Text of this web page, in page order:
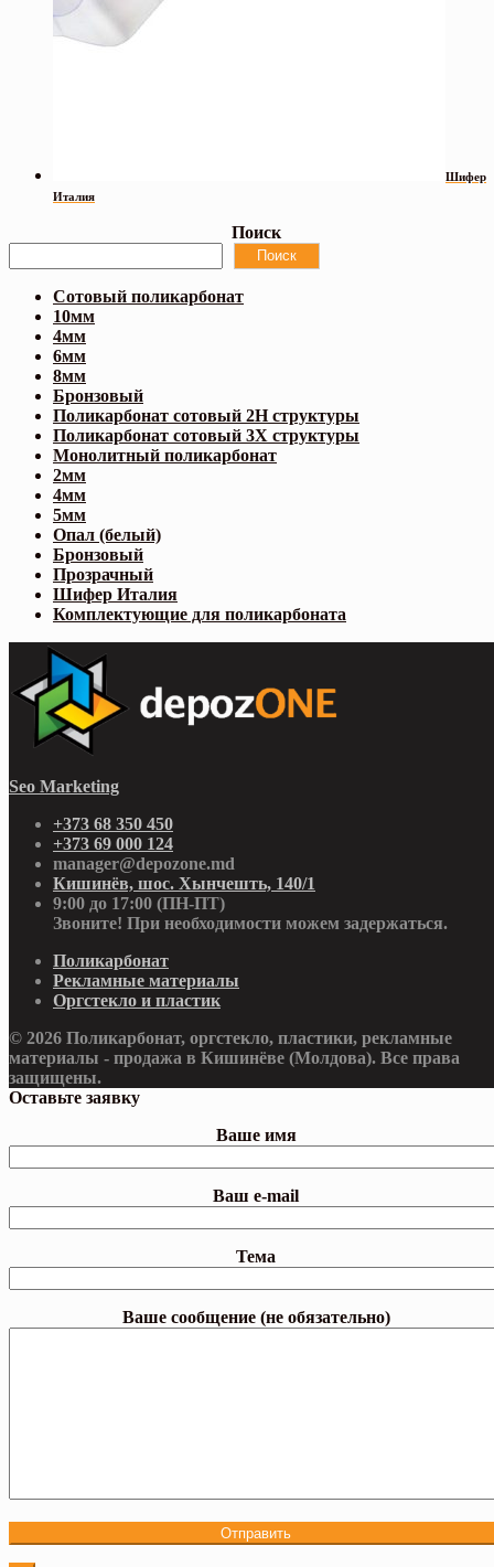
Шифер
Италия
Поиск
Поиск
Сотовый поликарбонат
10мм
4мм
6мм
8мм
Бронзовый
Поликарбонат сотовый 2Н структуры
Поликарбонат сотовый 3Х структуры
Монолитный поликарбонат
2мм
4мм
5мм
Опал (белый)
Бронзовый
Прозрачный
Шифер Италия
Комплектующие для поликарбоната
Seo Marketing
+373 68 350 450
+373 69 000 124
manager@depozone.md
Кишинёв, шос. Хынчешть, 140/1
9:00 до 17:00 (ПН-ПТ)
Звоните! При необходимости можем задержаться.
Поликарбонат
Рекламные материалы
Оргстекло и пластик
© 2026 Поликарбонат, оргстекло, пластики, рекламные
материалы - продажа в Кишинёве (Молдова). Все права
защищены.
Оставьте заявку
Ваше имя
Ваш e-mail
Тема
Ваше сообщение (не обязательно)